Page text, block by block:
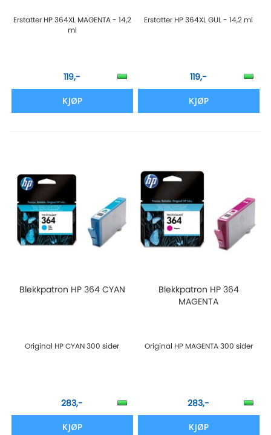
Erstatter HP 364XL MAGENTA - 14,2
ml
119,-
KJØP
Erstatter HP 364XL GUL - 14,2 ml
119,-
KJØP
Blekkpatron HP 364 CYAN
Original HP CYAN 300 sider
283,-
KJØP
Blekkpatron HP 364
MAGENTA
Original HP MAGENTA 300 sider
283,-
KJØP